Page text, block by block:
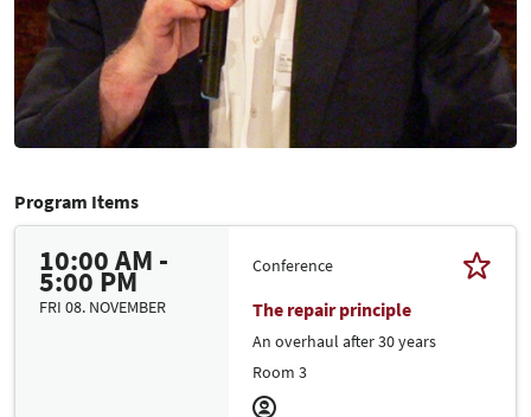
Program Items
10:00 AM -
5:00 PM
FRI 08. NOVEMBER
Conference
The repair principle
An overhaul after 30 years
Room 3